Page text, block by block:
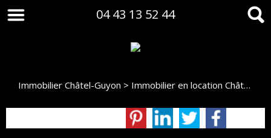
04 43 13 52 44
Immobilier Châtel-Guyon > Immobilier en location Châtel-Guyon